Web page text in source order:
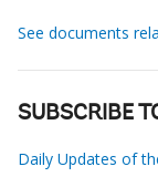
See documents
SUBSCRIBE
Daily Updates of